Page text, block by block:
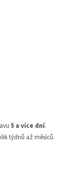
5 a více dní.
týdnů až měsíců.